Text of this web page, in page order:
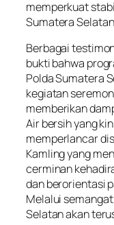
memperkuat
Sumatera
Berbagai
bukti bahwa
Polda Sumatera
kegiatan
memberikan
Air bersih yang
memperlancar
Kamling yang
cerminan
dan berorientasi
Melalui
Selatan akan